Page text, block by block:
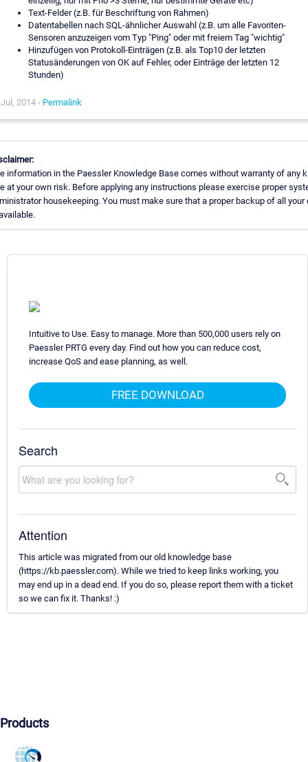
Text-Felder (z.B. für Beschriftung von Rahmen)
Datentabellen nach SQL-ähnlicher Auswahl (z.B. um alle Favoriten-
Sensoren anzuzeigen vom Typ "Ping" oder mit freiem Tag "wichtig"
Hinzufügen von Protokoll-Einträgen (z.B. als Top10 der letzten
Statusänderungen von OK auf Fehler, oder Einträge der letzten 12
Stunden)
Jul, 2014 - Permalink
information in the Paessler Knowledge Base comes without warranty of any
at your own risk. Before applying any instructions please exercise proper
housekeeping. You must make sure that a proper backup of all your
Intuitive to Use. Easy to manage. More than 500,000 users rely on
Paessler PRTG every day. Find out how you can reduce cost,
increase QoS and ease planning, as well.
FREE DOWNLOAD
Search
Attention
This article was migrated from our old knowledge base
(https://kb.paessler.com). While we tried to keep links working, you
may end up in a dead end. If you do so, please report them with a ticket
so we can fix it. Thanks! :)
Products